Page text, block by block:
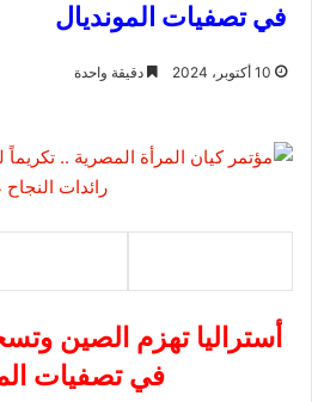
في تصفيات المونديال
10 أكتوبر، 2024 دقيقة واحدة
أستراليا تهزم الصين
في تصفيات